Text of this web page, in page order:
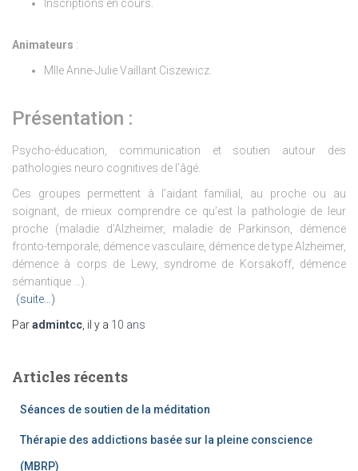
Inscriptions en cours.
Animateurs :
Mlle Anne-Julie Vaillant Ciszewicz.
Présentation :
Psycho-éducation, communication et soutien autour des
pathologies neuro cognitives de l’âgé.
Ces groupes permettent à l’aidant familial, au proche ou au
soignant, de mieux comprendre ce qu’est la pathologie de leur
proche (maladie d’Alzheimer, maladie de Parkinson, démence
fronto-temporale, démence vasculaire, démence de type Alzheimer,
démence à corps de Lewy, syndrome de Korsakoff, démence
sémantique …).
(suite…)
Paradmintcc, il y a 10 ans
Articles récents
Séances de soutien de la méditation
Thérapie des addictions basée sur la pleine conscience
(MBRP)